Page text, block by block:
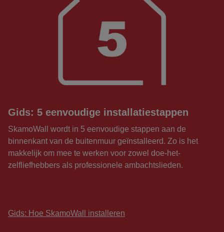
Gids: 5 eenvoudige installatiestappen
SkamoWall wordt in 5 eenvoudige stappen aan de
binnenkant van de buitenmuur geïnstalleerd. Zo is het
makkelijk om mee te werken voor zowel doe-het-
zelfliefhebbers als professionele ambachtslieden.
Gids: Hoe SkamoWall installeren